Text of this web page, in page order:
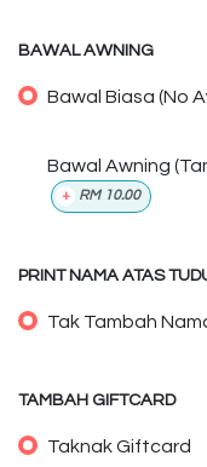
BAWAL AWNING
Bawal Biasa (No
Bawal Awning
+ RM 10.00
PRINT NAMA ATAS
Tak Tambah
TAMBAH GIFTCARD
Taknak Giftcard